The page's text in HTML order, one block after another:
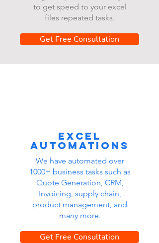
to get speed to your excel
files repeated tasks.
Get Free Consultation
Excel
automations
We have automated over
1000+ business tasks such as
Quote Generation, CRM,
Invoicing, supply chain,
product management, and
many more.
Get Free Consultation